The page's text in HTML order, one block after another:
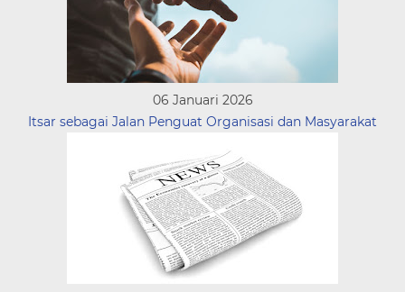
06 Januari 2026
Itsar sebagai Jalan Penguat Organisasi dan Masyarakat